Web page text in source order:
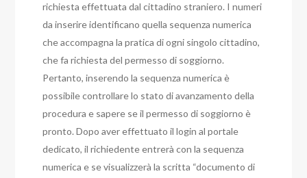
richiesta effettuata dal cittadino straniero. I numeri
da inserire identificano quella sequenza numerica
che accompagna la pratica di ogni singolo cittadino,
che fa richiesta del permesso di soggiorno.
Pertanto, inserendo la sequenza numerica è
possibile controllare lo stato di avanzamento della
procedura e sapere se il permesso di soggiorno è
pronto. Dopo aver effettuato il login al portale
dedicato, il richiedente entrerà con la sequenza
numerica e se visualizzerà la scritta “documento di